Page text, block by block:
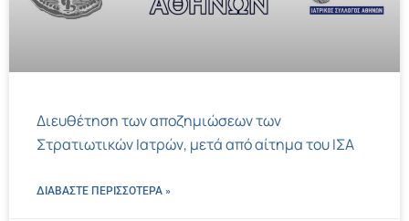
Διευθέτηση των αποζημιώσεων των
Στρατιωτικών Ιατρών, μετά από αίτημα του ΙΣΑ
ΔΙΑΒΑΣΤΕ ΠΕΡΙΣΣΌΤΕΡΑ »